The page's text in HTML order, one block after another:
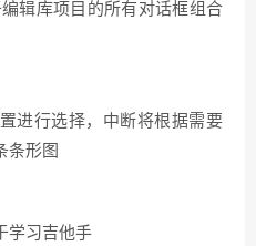
辑库项目的所有对话框组合
进行选择，中断将根据需要
条形图
学习吉他手